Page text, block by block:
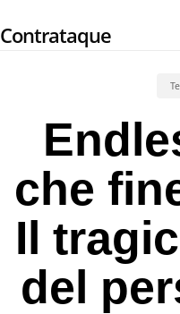
to
Contrataque
che
Il
del